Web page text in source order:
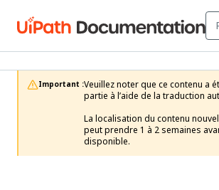
Important :Veuillez noter que ce contenu a
partie à l’aide de la traduction
La localisation du contenu
peut prendre 1 à 2 semaines
disponible.